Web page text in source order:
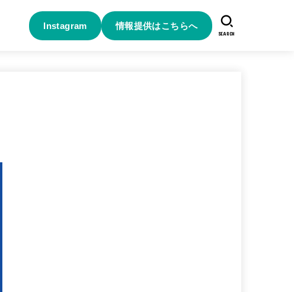
Instagram 情報提供はこちらへ
SEARCH